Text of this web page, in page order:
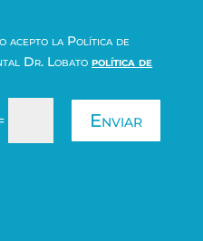
acepto la Política de
Dr. Lobatopolítica de
Enviar